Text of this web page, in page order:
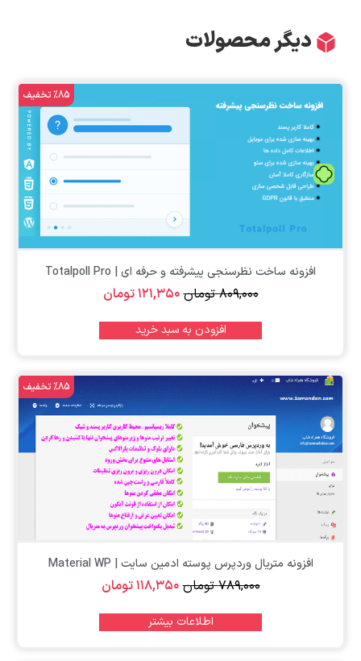
دیگر محصولات
%85 تخفیف
افزونه ساخت نظرسنجی پیشرفته و حرفه ای | Totalpoll Pro
۸۰۹,۰۰۰ تومان۱۲۱,۳۵۰تومان
افزودن به سبد خرید
%85 تخفیف
افزونه متریال وردپرس پوسته ادمین سایت | Material WP
۷۸۹,۰۰۰ تومان۱۱۸,۳۵۰تومان
اطلاعات بیشتر